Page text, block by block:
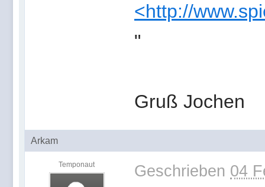
<http://
"
Gruß Jochen
Arkam
Temponaut Geschrieben 04